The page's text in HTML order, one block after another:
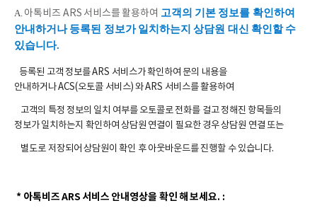
A. 아톡비즈 ARS 서비스를 활용하여 고객의 기본 정보를 확인하여
안내하거나 등록된 정보가 일치하는지 상담원 대신 확인할 수
있습니다.
등록된 고객 정보를 ARS 서비스가 확인하여 문의 내용을
안내하거나ACS(오토콜 서비스) 와 ARS 서비스를 활용하여
고객의 특정 정보의 일치 여부를 오토콜로 전화를 걸고 정해진 항목들의
정보가 일치하는지 확인하여 상담원 연결이 필요한 경우 상담원 연결 또는
별도로 저장되어 상담원이 확인 후 아웃바운드를 진행할 수 있습니다.
* 아톡비즈 ARS 서비스 안내영상을 확인 해 보세요. :